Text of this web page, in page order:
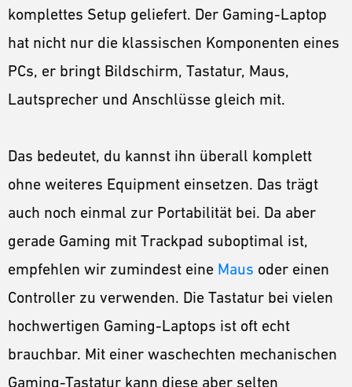
komplettes Setup geliefert. Der Gaming-Laptop
hat nicht nur die klassischen Komponenten eines
PCs, er bringt Bildschirm, Tastatur, Maus,
Lautsprecher und Anschlüsse gleich mit.
Das bedeutet, du kannst ihn überall komplett
ohne weiteres Equipment einsetzen. Das trägt
auch noch einmal zur Portabilität bei. Da aber
gerade Gaming mit Trackpad suboptimal ist,
empfehlen wir zumindest eine Maus oder einen
Controller zu verwenden. Die Tastatur bei vielen
hochwertigen Gaming-Laptops ist oft echt
brauchbar. Mit einer waschechten mechanischen
Gaming-Tastatur kann diese aber selten